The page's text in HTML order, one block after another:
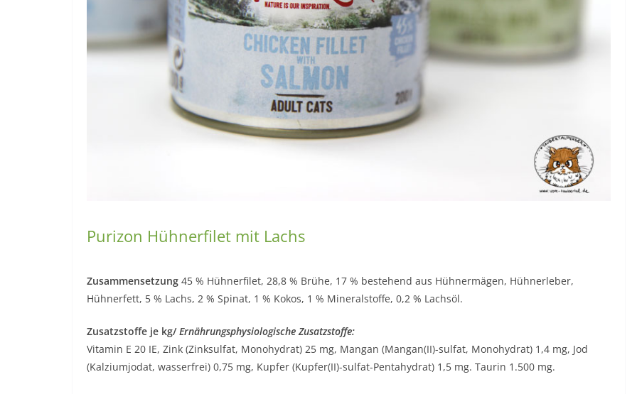
Purizon Hühnerfilet mit Lachs
Zusammensetzung 45 % Hühnerfilet, 28,8 % Brühe, 17 % bestehend aus Hühnermägen, Hühnerleber,
Hühnerfett, 5 % Lachs, 2 % Spinat, 1 % Kokos, 1 % Mineralstoffe, 0,2 % Lachsöl.
Zusatzstoffe je kg/Ernährungsphysiologische Zusatzstoffe:
Vitamin E 20 IE, Zink (Zinksulfat, Monohydrat) 25 mg, Mangan (Mangan(II)-sulfat, Monohydrat) 1,4 mg, Jod
(Kalziumjodat, wasserfrei) 0,75 mg, Kupfer (Kupfer(II)-sulfat-Pentahydrat) 1,5 mg. Taurin 1.500 mg.